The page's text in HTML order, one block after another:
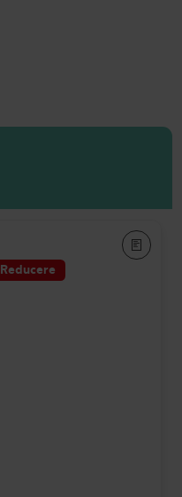
Reducere